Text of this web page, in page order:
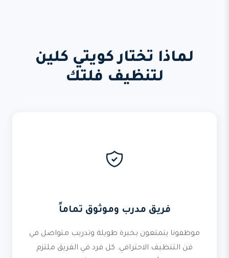
لماذا تختار كويتي كلين
لتنظيف فلتك
فريق مدرب وموثوق تماماً
موظفونا يتمتعون بخبرة طويلة وتدريب متواصل في
فن التنظيف الاحترافي. كل فرد في الفريق ملتزم